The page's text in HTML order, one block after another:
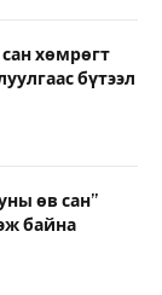
хөмрөгт
бүтээл
өв сан”
байна